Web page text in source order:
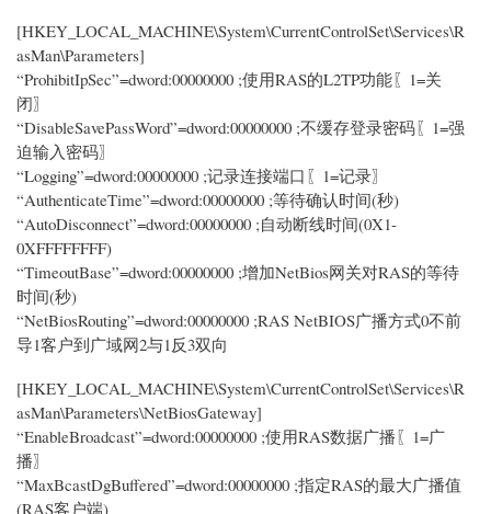
[HKEY_LOCAL_MACHINE\System\CurrentControlSet\Services\R
asMan\Parameters]
“ProhibitIpSec”=dword:00000000 ;使用RAS的L2TP功能〖1=关
闭〗
“DisableSavePassWord”=dword:00000000 ;不缓存登录密码〖1=强
迫输入密码〗
“Logging”=dword:00000000 ;记录连接端口〖1=记录〗
“AuthenticateTime”=dword:00000000 ;等待确认时间(秒)
“AutoDisconnect”=dword:00000000 ;自动断线时间(0X1-
0XFFFFFFFF)
“TimeoutBase”=dword:00000000 ;增加NetBios网关对RAS的等待
时间(秒)
“NetBiosRouting”=dword:00000000 ;RAS NetBIOS广播方式0不前
导1客户到广域网2与1反3双向
[HKEY_LOCAL_MACHINE\System\CurrentControlSet\Services\R
asMan\Parameters\NetBiosGateway]
“EnableBroadcast”=dword:00000000 ;使用RAS数据广播〖1=广
播〗
“MaxBcastDgBuffered”=dword:00000000 ;指定RAS的最大广播值
(RAS客户端)